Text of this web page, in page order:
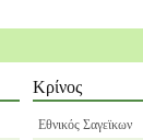
Κρίνος
Εθνικός Σαγεϊκων